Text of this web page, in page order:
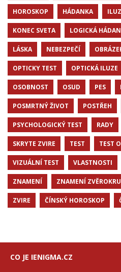
HOROSKOP HÁDANKA
KONEC SVETA LOGICKÁ
LÁSKA NEBEZPEČÍ
OPTICKY TEST OPTICKÁ ILUZE
OSOBNOST OSUD PES
POSMRTNÝ ŽIVOT POSTŘEH
PSYCHOLOGICKÝ TEST RADY
SKRYTE ZVIRE TEST TEST
VIZUÁLNÍ TEST VLASTNOSTI
ZNAMENÍ ZNAMENÍ
ZVIRE ČÍNSKÝ HOROSKOP
CO JE IENIGMA.CZ